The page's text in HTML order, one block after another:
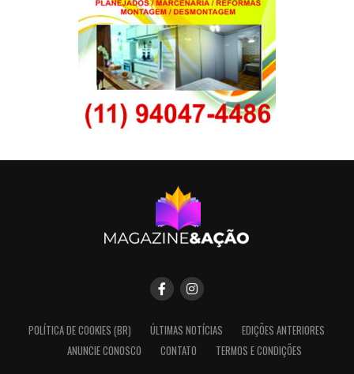
POLÍTICA DE COOKIES (BR) ÚLTIMAS NOTÍCIAS
EDIÇÕES ANTERIORES
ANUNCIE CONOSCO
CONTATO TERMOS E CONDIÇÕES